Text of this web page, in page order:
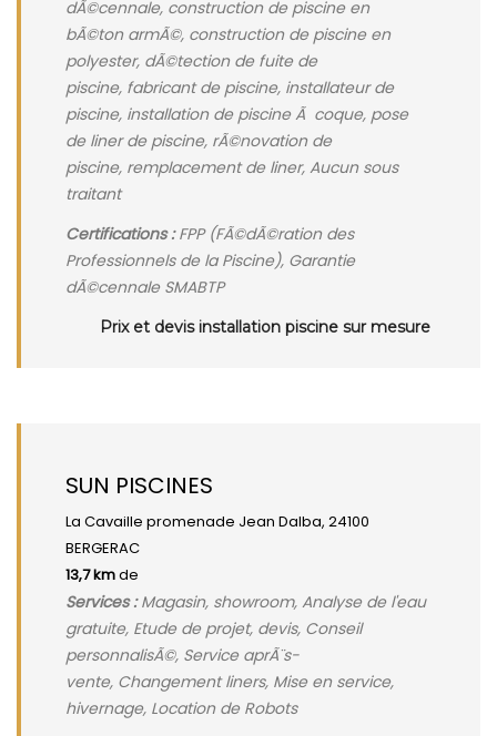
dÃ©cennale, construction de piscine en
bÃ©ton armÃ©, construction de piscine en
polyester, dÃ©tection de fuite de
piscine, fabricant de piscine, installateur de
piscine, installation de piscine Ã coque, pose
de liner de piscine, rÃ©novation de
piscine, remplacement de liner, Aucun sous
traitant
Certifications :FPP (FÃ©dÃ©ration des
Professionnels de la Piscine), Garantie
dÃ©cennale SMABTP
Prix et devis installation piscine sur mesure
SUN PISCINES
La Cavaille promenade Jean Dalba, 24100
BERGERAC
13,7 kmde
Services :Magasin, showroom, Analyse de l'eau
gratuite, Etude de projet, devis, Conseil
personnalisÃ©, Service aprÃ¨s-
vente, Changement liners, Mise en service,
hivernage, Location de Robots